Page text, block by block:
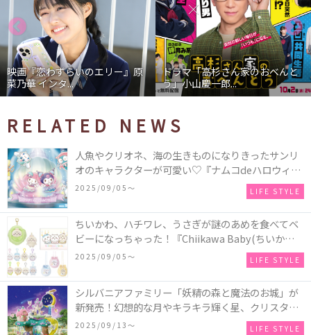
映画『恋わずらいのエリー』原
菜乃華 インタ...
ドラマ「高杉さん家のおべんと
う」小山慶一郎...
RELATED NEWS
人魚やクリオネ、海の生きものになりきったサンリ
オのキャラクターが可愛い♡『ナムコdeハロウィン
2025～マーメイドファンタジー～』全国のアミュー
ズメント施設「ナムコ」「ナムコオンラインクレー
ン」で開催！
2025/09/05〜 LIFE STYLE
ちいかわ、ハチワレ、うさぎが謎のあめを食べてベ
ビーになっちゃった！『Chiikawa Baby(ちいかわベ
ビー)』の催事を全国14か所で開催！
2025/09/05〜 LIFE STYLE
シルバニアファミリー「妖精の森と魔法のお城」が
新発売！幻想的な月やキラキラ輝く星、クリスタル
などの装飾がお城を彩る♡
2025/09/13〜 LIFE STYLE